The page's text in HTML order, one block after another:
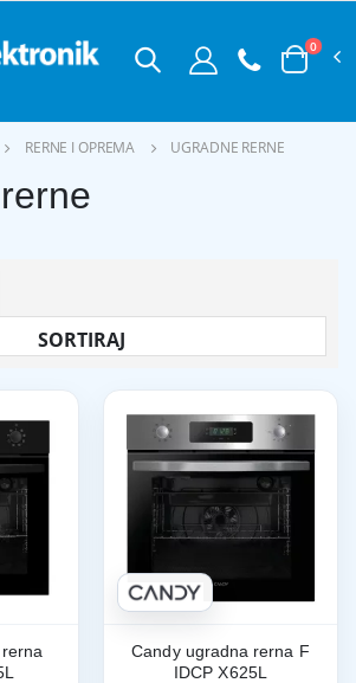
0
RERNE I OPREMA UGRADNE RERNE
Candy ugradna rerna F
IDCP X625L